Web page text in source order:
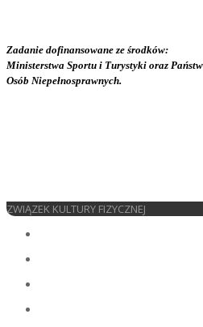
Zadanie dofinansowane ze środków:
Ministerstwa Sportu i Turystyki oraz
Osób Niepełnosprawnych.
ZWIĄZEK KULTURY FIZYCZNEJ